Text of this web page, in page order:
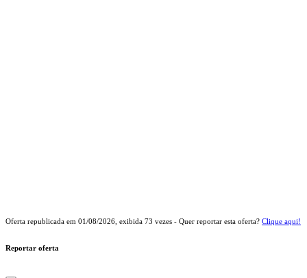
Oferta republicada em 01/08/2026 , exibida 73 vezes - Quer reportar esta oferta? Clique aqui!
Reportar oferta